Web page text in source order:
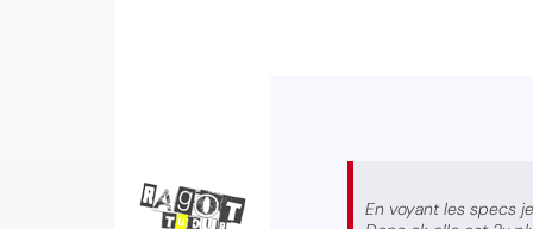
En voyant les specs